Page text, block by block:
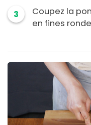
3
Coupez la
en fines